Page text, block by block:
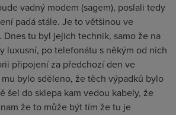
vadný modem (sagem), poslali tedy
padá stále. Je to většinou ve
tu byl jejich technik, samo že na
luxusní, po telefonátu s někým od nich
připojení za předchozí den ve
bylo sděleno, že těch výpadků bylo
šel do sklepa kam vedou kabely, že
že to může být tím že tu je